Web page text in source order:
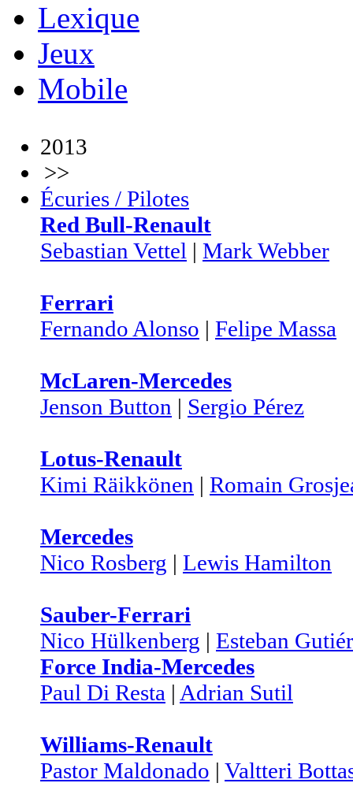
Lexique
Jeux
Mobile
2013
>>
Écuries / Pilotes
Red Bull-Renault
Sebastian Vettel | Mark Webber
Ferrari
Fernando Alonso | Felipe Massa
McLaren-Mercedes
Jenson Button | Sergio Pérez
Lotus-Renault
Kimi Räikkönen | Romain
Mercedes
Nico Rosberg | Lewis Hamilton
Sauber-Ferrari
Nico Hülkenberg | Esteban
Force India-Mercedes
Paul Di Resta | Adrian Sutil
Williams-Renault
Pastor Maldonado | Valtteri